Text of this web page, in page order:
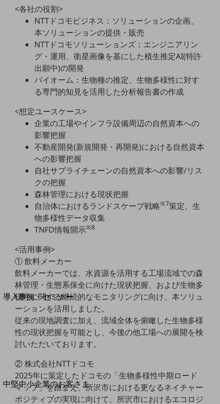
IOT完了済みメーカーブランド製品
ドコモBiz データ無制限 ドコモ MAX ドコモ mini ドコモBiz かけ放題
ケータイプラン
5Gデータプラス
データプラス
IoT向け回線料金
home5Gプラン
モバイルサービス
端末の一元管理
セキュリティ
運用保守・故障紛失サポート
回線・ネットワーク
お手続き
別ウィンドウで開きます
サービスをご利用中のお客さま
導入事例・セミナー
導入事例TOP
最新の導入事例や注目の導入事例をご紹介します
セミナー
別ウィンドウで開きます
中堅中小企業のお客さま
NTTドコモビジネスウォッチ
<各社の役割>
NTTドコモビジネス：ソリューションの企画、
本ソリューションの提供・販売
NTTドコモソリューションズ：エンジニアリン
グ・運用、衛星画像を基にした植生推定AI(特許
出願中)の開発
バイオーム：生物種の推定、生物多様性に対す
る専門的知見を活用した分析報告書の作成
<想定ユースケース>
企業の工場やインフラ設備周辺の自然資本への
影響把握
不動産開発(新規開発・再開発)における自然資本
への影響把握
自社サプライチェーンの自然資本への影響/リス
クの把握
森林管理における現状把握
自治体におけるランドスケープ戦略※7策定、生
物多様性データ収集
TNFD情報開示※8
<活用事例>
① 飲料メーカー
飲料メーカーでは、水資源を活用する工場流域での森
林管理・生態系保全に向けた現状把握、および生物多
様性に関する継続的なモニタリングに向け、本ソリュ
ーションを活用しました。
従来の現地調査に加え、流域全体を俯瞰した生物多様
性の現状把握を可能とし、今後の他工場への展開を検
討いただいております。
② 株式会社NTTドコモ
2025年に策定したドコモの「生物多様性中期ロード
マップ」を踏まえ、所沢市における更なるネイチャー
ポジティブの実現に向けて、所沢市におけるエコロジ